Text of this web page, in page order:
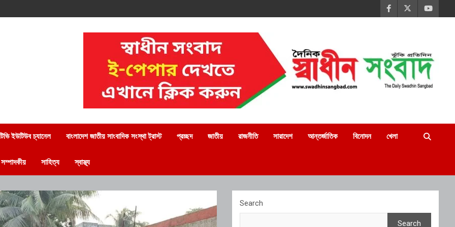
ইউটিউব চ্যানেল বাংলাদেশ জাতীয় সাংবাদিক সংস্থা ট্রাস্ট প্রচ্ছদ জাতীয় রাজনীতি সারাদেশ আন্তর্জাতিক বিনোদন খেলা
সম্পাদকীয় সাহিত্য স্বাস্থ্য
Search
Search